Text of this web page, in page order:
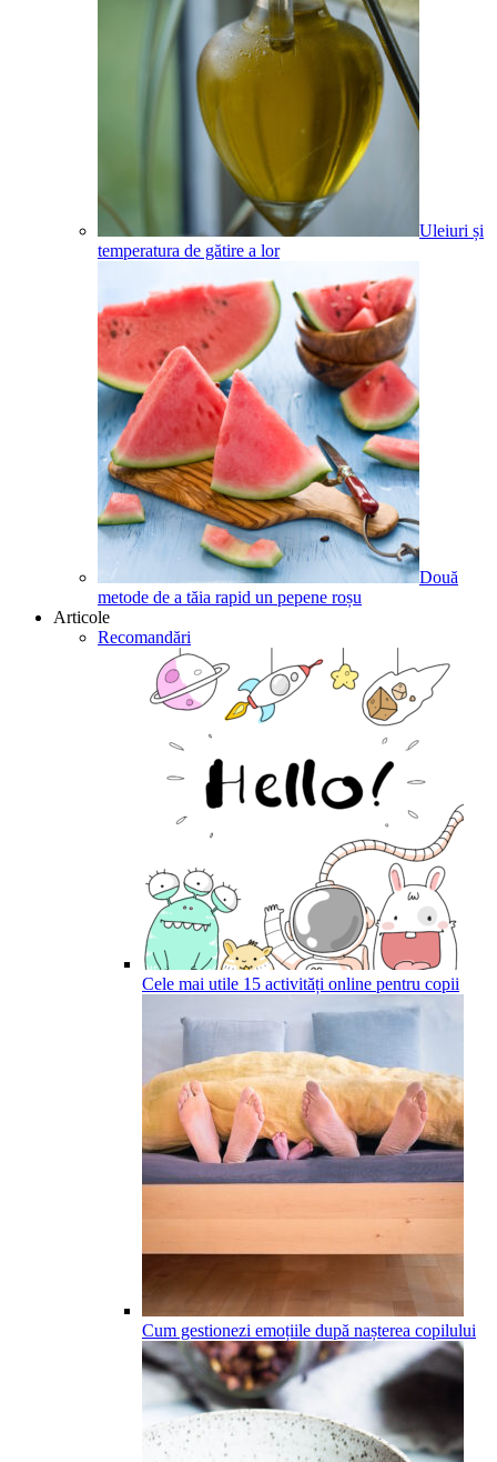
Uleiuri și
temperatura de gătire a lor
Două
metode de a tăia rapid un pepene roșu
Articole
Recomandări
Cele mai utile 15 activități online pentru copii
Cum gestionezi emoțiile după nașterea copilului